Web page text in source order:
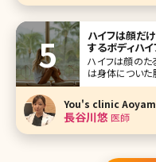
ハイフは顔だ
するボディハ
ハイフは顔のた
は身体についた
できてしまうん
も太ってしまい
ディハイフ（Body
You's clinic
長谷川悠 医師